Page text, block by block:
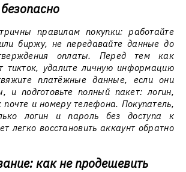
правилам покупки: работайте
биржу, не передавайте данные до
оплаты. Перед тем как
тикток, удалите личную информацию
платёжные данные, если они
и подготовьте полный пакет: логин,
почте и номеру телефона. Покупатель,
логин и пароль без доступа к
легко восстановить аккаунт обратно
как не продешевить